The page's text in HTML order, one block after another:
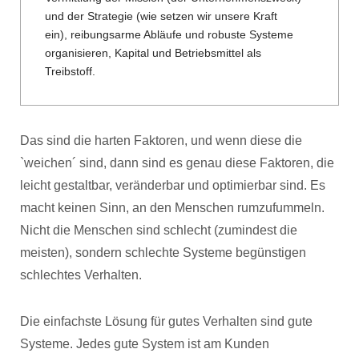
und der Strategie (wie setzen wir unsere Kraft
ein), reibungsarme Abläufe und robuste Systeme
organisieren, Kapital und Betriebsmittel als
Treibstoff.
Das sind die harten Faktoren, und wenn diese die
`weichen´ sind, dann sind es genau diese Faktoren, die
leicht gestaltbar, veränderbar und optimierbar sind. Es
macht keinen Sinn, an den Menschen rumzufummeln.
Nicht die Menschen sind schlecht (zumindest die
meisten), sondern schlechte Systeme begünstigen
schlechtes Verhalten.
Die einfachste Lösung für gutes Verhalten sind gute
Systeme. Jedes gute System ist am Kunden